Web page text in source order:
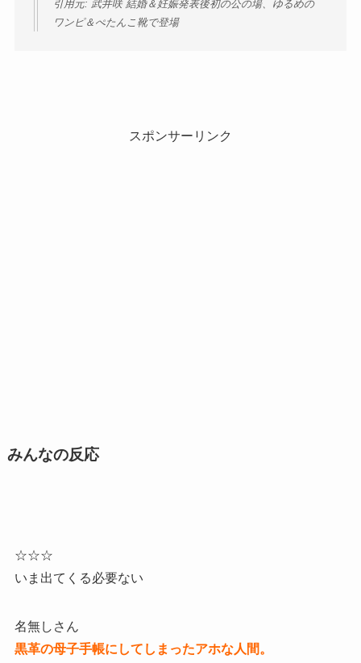
引用元: 武井咲 結婚＆妊娠発表後初の公の場、ゆるめの
ワンピ＆ぺたんこ靴で登場
スポンサーリンク
みんなの反応
☆☆☆
いま出てくる必要ない
名無しさん
黒革の母子手帳にしてしまったアホな人間。